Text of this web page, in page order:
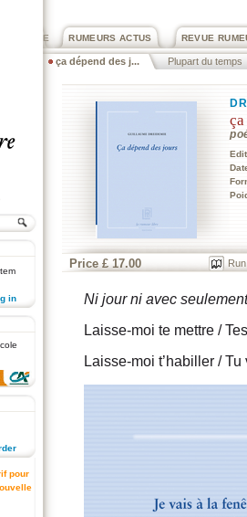
REVUE
RUMEURS ACTUS
DEXTRE
ça dépend des j... Plupart du temps
in
pour
Price £ 17.00
Ni jour ni avec
Laisse-moi te mettre /
Laisse-moi t’habiller /